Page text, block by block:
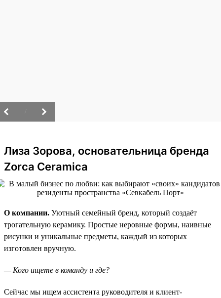
Лиза Зорова, основательница бренда
Zorca Ceramica
О компании. Уютный семейный бренд, который создаёт
трогательную керамику. Простые неровные формы, наивные
рисунки и уникальные предметы, каждый из которых
изготовлен вручную.
— Кого ищете в команду и где?
Сейчас мы ищем ассистента руководителя и клиент-